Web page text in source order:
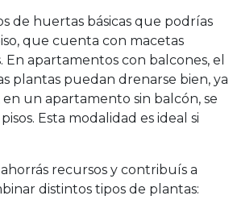
de huertas básicas que podrías
que cuenta con macetas
En apartamentos con balcones, el
plantas puedan drenarse bien, ya
un apartamento sin balcón, se
Esta modalidad es ideal si
recursos y contribuís a
distintos tipos de plantas: